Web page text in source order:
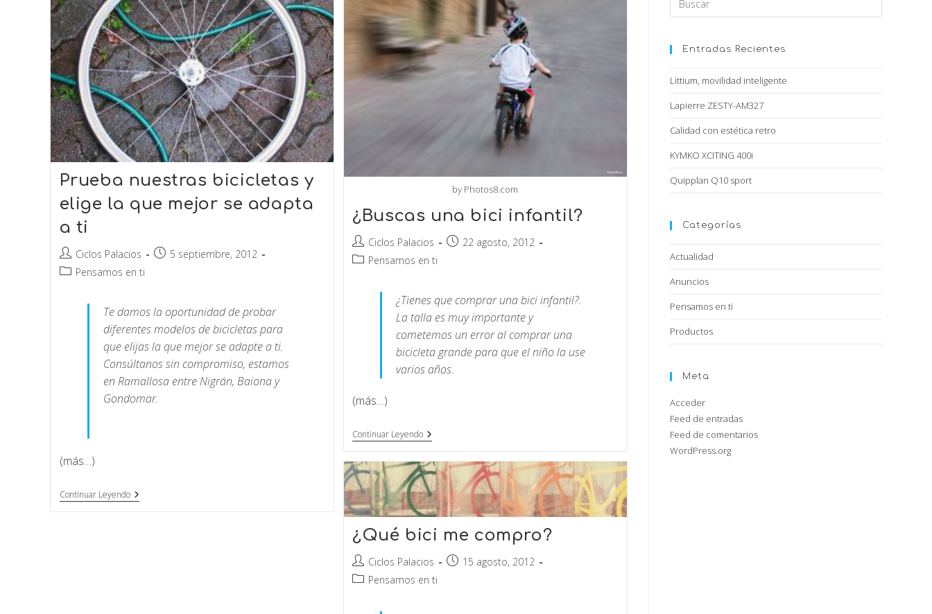
Prueba nuestras bicicletas y
elige la que mejor se adapta
a ti
Ciclos Palacios
5 septiembre, 2012
Pensamos en ti
Te damos la oportunidad de probar
diferentes modelos de bicicletas para
que elijas la que mejor se adapte a ti.
Consúltanos sin compromiso, estamos
en Ramallosa entre Nigrán, Baiona y
Gondomar.
(más…)
Continuar Leyendo
by Photos8.com
¿Buscas una bici infantil?
Ciclos Palacios
22 agosto, 2012
Pensamos en ti
¿Tienes que comprar una bici infantil?.
La talla es muy importante y
cometemos un error al comprar una
bicicleta grande para que el niño la use
varios años.
(más…)
Continuar Leyendo
¿Qué bici me compro?
Ciclos Palacios
15 agosto, 2012
Pensamos en ti
Entradas Recientes
Littium, movilidad inteligente
Lapierre ZESTY-AM327
Calidad con estética retro
KYMKO XCITING 400i
Quipplan Q10 sport
Categorías
Actualidad
Anuncios
Pensamos en ti
Productos
Meta
Acceder
Feed de entradas
Feed de comentarios
WordPress.org